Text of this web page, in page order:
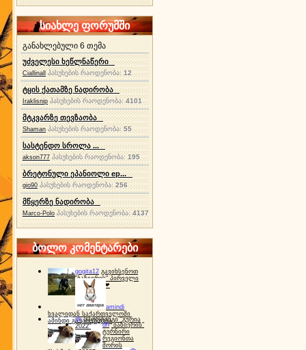
სიახლე ფორუმში
განახლებული 6 თემა
უძველესი ხეწლნაწერი
Ciallinall პასუხების რაოდენობა:12
ტყის ქათამზე ნადირობა
Iraklisnip პასუხების რაოდენობა: 4101
მტკვარზე თევზაობა
Shaman პასუხების რაოდენობა:55
სასტენდო სროლა ...
akson777 პასუხების რაოდენობა:195
ბრეტონული ეპანიოლი ep...
gio90 პასუხების რაოდენობა:256
მწყერზე ნადირობა
Marco-Polo პასუხების რაოდენობა:4137
ბოლო კომენტარები
gogita12 გავიხსენოთ
"ბაზიერის" პირველი
ტურნირი ❤
amindi
ხვალიდან საქართველოში
ამინდი გაუარესდება
dh სპორტინგი "გურია
2022"
dh "ბაზიერის"
ტურნირი
რეგიონთა
შორის